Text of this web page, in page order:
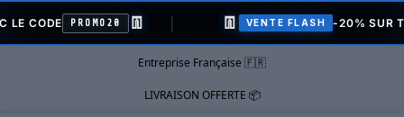
PROMO20 👖 VENTE FLASH -20% SUR TOUTE
Entreprise Française 🇫🇷
LIVRAISON OFFERTE 📦